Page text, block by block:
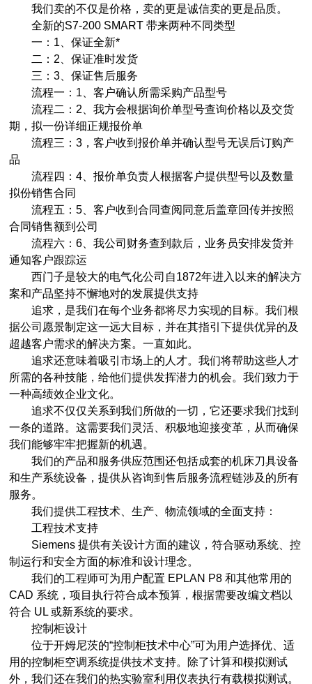
我们卖的不仅是价格，卖的更是诚信卖的更是品质。
全新的S7-200 SMART 带来两种不同类型
一：1、保证全新*
二：2、保证准时发货
三：3、保证售后服务
流程一：1、客户确认所需采购产品型号
流程二：2、我方会根据询价单型号查询价格以及交货
期，拟一份详细正规报价单
流程三：3，客户收到报价单并确认型号无误后订购产
品
流程四：4、报价单负责人根据客户提供型号以及数量
拟份销售合同
流程五：5、客户收到合同查阅同意后盖章回传并按照
合同销售额到公司
流程六：6、我公司财务查到款后，业务员安排发货并
通知客户跟踪运
西门子是较大的电气化公司自1872年进入以来的解决方
案和产品坚持不懈地对的发展提供支持
追求，是我们在每个业务都将尽力实现的目标。我们根
据公司愿景制定这一远大目标，并在其指引下提供优异的及
超越客户需求的解决方案。一直如此。
追求还意味着吸引市场上的人才。我们将帮助这些人才
所需的各种技能，给他们提供发挥潜力的机会。我们致力于
一种高绩效企业文化。
追求不仅仅关系到我们所做的一切，它还要求我们找到
一条的道路。这需要我们灵活、积极地迎接变革，从而确保
我们能够牢牢把握新的机遇。
我们的产品和服务供应范围还包括成套的机床刀具设备
和生产系统设备，提供从咨询到售后服务流程链涉及的所有
服务。
我们提供工程技术、生产、物流领域的全面支持：
工程技术支持
Siemens 提供有关设计方面的建议，符合驱动系统、控
制运行和安全方面的标准和设计理念。
我们的工程师可为用户配置 EPLAN P8 和其他常用的
CAD 系统，项目执行符合成本预算，根据需要改编文档以
符合 UL 或新系统的要求。
控制柜设计
位于开姆尼茨的“控制柜技术中心”可为用户选择优、适
用的控制柜空调系统提供技术支持。除了计算和模拟测试
外，我们还在我们的热实验室利用仪表执行有载模拟测试。